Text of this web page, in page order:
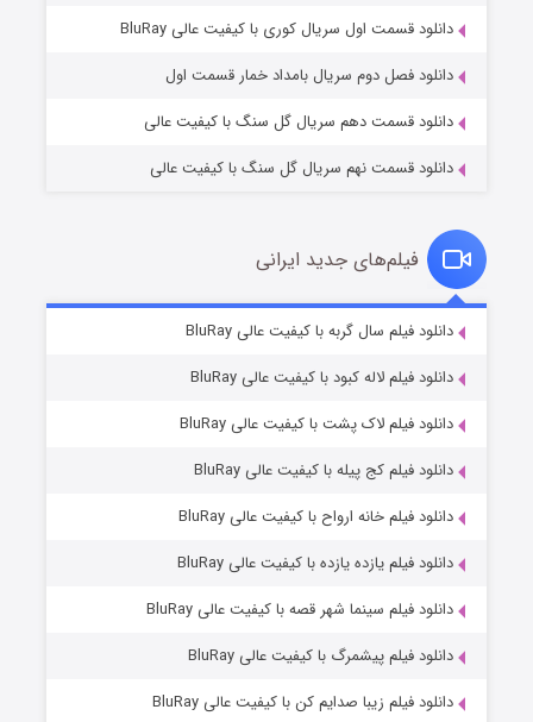
قسمت۱ (زیرنویس) منتشر شد
قسمت۶ (زیرنویس) منتشر شد
دانلود قسمت اول سریال کوری با کیفیت عالی BluRay
دانلود فصل دوم سریال بامداد خمار قسمت اول
دانلود قسمت دهم سریال گل سنگ با کیفیت عالی
دانلود قسمت نهم سریال گل سنگ با کیفیت عالی
فیلم‌های جدید ایرانی
دانلود فیلم سال گربه با کیفیت عالی BluRay
دانلود فیلم لاله کبود با کیفیت عالی BluRay
دانلود فیلم لاک پشت با کیفیت عالی BluRay
دانلود فیلم کج‌ پیله با کیفیت عالی BluRay
دانلود فیلم خانه ارواح با کیفیت عالی BluRay
دانلود فیلم یازده یازده با کیفیت عالی BluRay
دانلود فیلم سینما شهر قصه با کیفیت عالی BluRay
دانلود فیلم پیشمرگ با کیفیت عالی BluRay
دانلود فیلم زیبا صدایم کن با کیفیت عالی BluRay